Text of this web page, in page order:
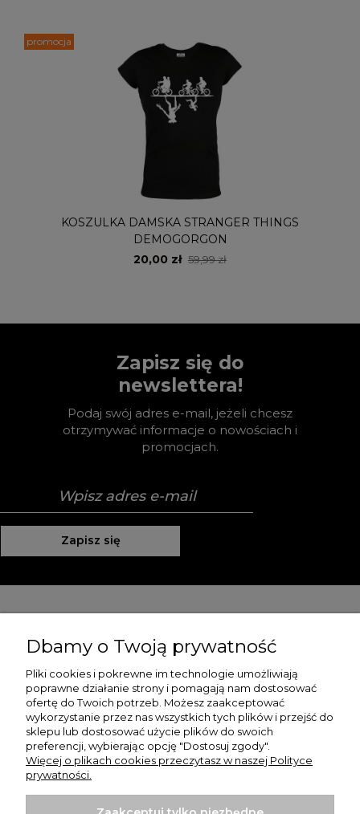
KOSZULKA DAMSKA STRANGER THINGS
DEMOGORGON
20,00 zł 59,99 zł
promocja
Zapisz się do
newslettera!
Podaj swój adres e-mail, jeżeli chcesz
otrzymywać informacje o nowościach i
promocjach.
Zapisz się
Moje konto
Płatności i dostawa
O nas
Dbamy o Twoją prywatność
Pliki cookies i pokrewne im technologie umożliwiają
poprawne działanie strony i pomagają nam dostosować
ofertę do Twoich potrzeb. Możesz zaakceptować
wykorzystanie przez nas wszystkich tych plików i przejść do
sklepu lub dostosować użycie plików do swoich
preferencji, wybierając opcję "Dostosuj zgody".
Więcej o plikach cookies przeczytasz w naszej Polityce
prywatności.